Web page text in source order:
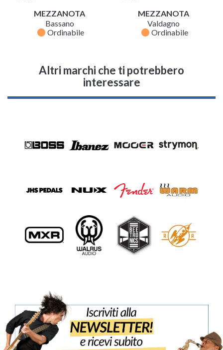
MEZZANOTA
Bassano
fiber_manual_record Ordinabile
MEZZANOTA
Valdagno
fiber_manual_record Ordinabile
Altri marchi che ti potrebbero
interessare